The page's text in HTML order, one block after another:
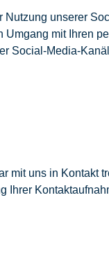
Nutzung unserer
mit Ihren
Social-Media-
mit uns in Kontakt
Ihrer